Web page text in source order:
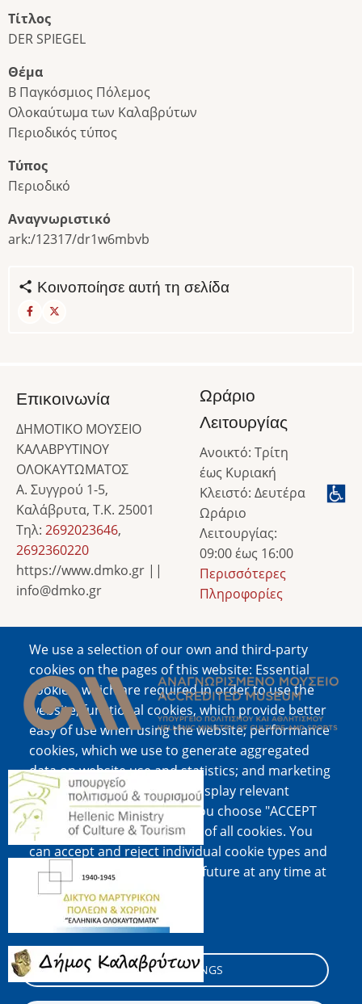
Τίτλος
DER SPIEGEL
Θέμα
Β Παγκόσμιος Πόλεμος
Ολοκαύτωμα των Καλαβρύτων
Περιοδικός τύπος
Τύπος
Περιοδικό
Αναγνωριστικό
ark:/12317/dr1w6mbvb
Κοινοποίησε αυτή τη σελίδα
We use a selection of our own and third-party
cookies on the pages of this website: Essential
cookies, which are required in order to use the
website; functional cookies, which provide better
easy of use when using the website; performance
cookies, which we use to generate aggregated
data on website use and statistics; and marketing
cookies, which are used to display relevant
content and advertising. If you choose "ACCEPT
ALL", you consent to the use of all cookies. You
can accept and reject individual cookie types and
revoke your consent for the future at any time at
"Settings".
Cookie documentation
COOKIE SETTINGS
Επικοινωνία
ΔΗΜΟΤΙΚΟ ΜΟΥΣΕΙΟ
ΚΑΛΑΒΡΥΤΙΝΟΥ
ΟΛΟΚΑΥΤΩΜΑΤΟΣ
Α. Συγγρού 1-5,
Καλάβρυτα, Τ.Κ. 25001
Τηλ: 2692023646,
2692360220
https://www.dmko.gr ||
info@dmko.gr
Ωράριο
Λειτουργίας
Ανοικτό: Τρίτη
έως Κυριακή
Κλειστό: Δευτέρα
Ωράριο
Λειτουργίας:
09:00 έως 16:00
Περισσότερες
Πληροφορίες
Image
Image
Image
Image